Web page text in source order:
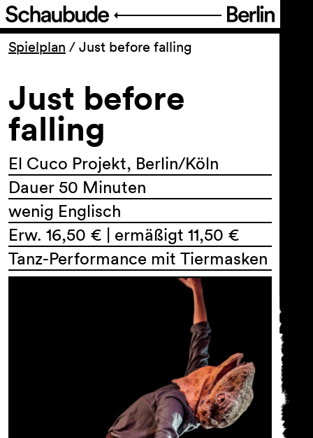
Programm
Ticket
Barrierefreiheit
Über uns
Spielplan / Just before falling
Just before
falling
El Cuco Projekt, Berlin/Köln
Dauer 50 Minuten
wenig Englisch
Erw. 16,50 € | ermäßigt 11,50 €
Tanz-Performance mit Tiermasken